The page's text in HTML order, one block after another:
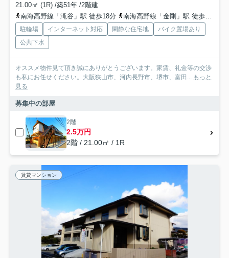
21.00㎡ (1R) /築51年 /2階建
南海高野線「滝谷」駅 徒歩18分
南海高野線「金剛」駅 徒歩23分
駐輪場 インターネット対応 閑静な住宅地
バイク置場あり
公共下水
オススメ物件見て頂き誠にありがとうございます。家賃、礼金等の交渉
も私にお任せください。大阪狭山市、河内長野市、堺市、富田...
もっと
見る
募集中の部屋
2階
2.5万円
2階 / 21.00㎡ / 1R
賃貸マンション